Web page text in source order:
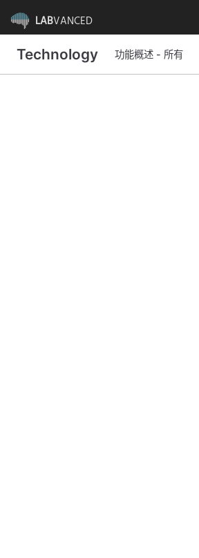
LABVANCED
Technology 功能概述 - 所有